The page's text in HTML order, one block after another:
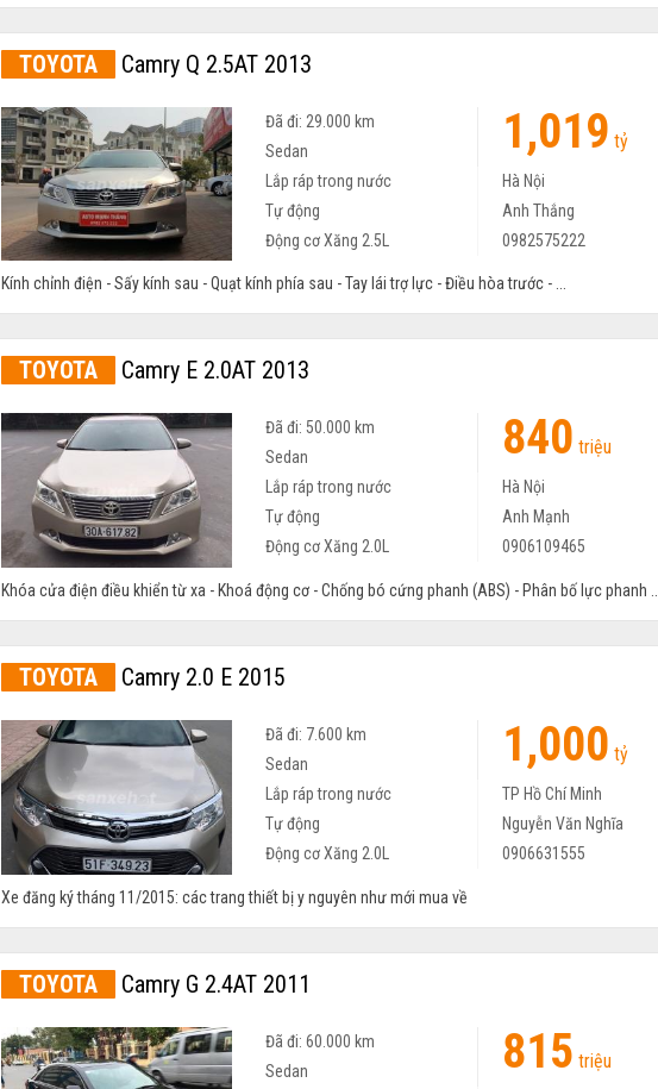
TOYOTA Camry Q 2.5AT 2013
Đã đi: 29.000 km 1,019 tỷ
Sedan
Lắp ráp trong nước
Hà Nội
Tự động
Anh Thắng
Động cơ Xăng 2.5L
0982575222
Kính chỉnh điện - Sấy kính sau - Quạt kính phía sau - Tay lái trợ lực - Điều hòa trước - ...
TOYOTA Camry E 2.0AT 2013
Đã đi: 50.000 km 840 triệu
Sedan
Lắp ráp trong nước
Hà Nội
Tự động
Anh Mạnh
Động cơ Xăng 2.0L
0906109465
Khóa cửa điện điều khiển từ xa - Khoá động cơ - Chống bó cứng phanh (ABS) - Phân bố lực phanh ...
TOYOTA Camry 2.0 E 2015
Đã đi: 7.600 km 1,000 tỷ
Sedan
Lắp ráp trong nước
TP Hồ Chí Minh
Tự động
Nguyễn Văn Nghĩa
Động cơ Xăng 2.0L
0906631555
Xe đăng ký tháng 11/2015: các trang thiết bị y nguyên như mới mua về
TOYOTA Camry G 2.4AT 2011
Đã đi: 60.000 km 815 triệu
Sedan